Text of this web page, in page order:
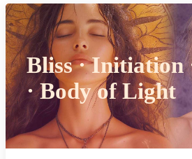
Bliss · Initiation
· Body of Light